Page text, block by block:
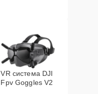
VR система DJI
Fpv Goggles V2